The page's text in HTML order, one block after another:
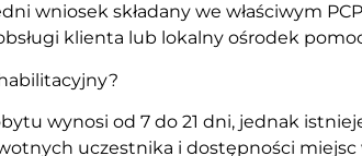
wniosek składany we właściwym
klienta lub lokalny ośrodek
wynosi od 7 do 21 dni, jednak
uczestnika i dostępności